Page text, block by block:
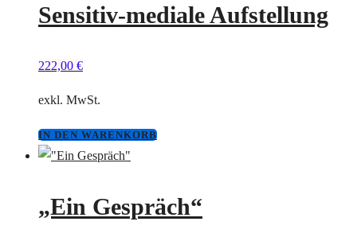
Sensitiv-mediale Aufstellung
222,00 €
exkl. MwSt.
IN DEN WARENKORB
„Ein Gespräch“